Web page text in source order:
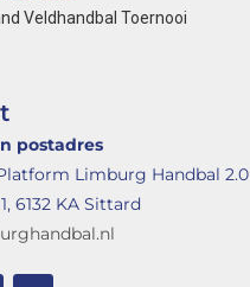
Veldhandbal Toernooi
postadres
Limburg Handbal 2.0
6132 KA Sittard